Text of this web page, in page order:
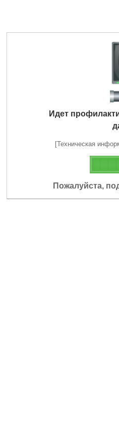
Идет
[Техническая
Пожалуйста,